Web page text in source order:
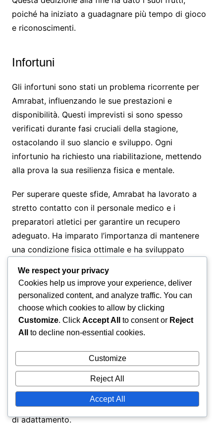
poiché ha iniziato a guadagnare più tempo di gioco
e riconoscimenti.
Infortuni
Gli infortuni sono stati un problema ricorrente per
Amrabat, influenzando le sue prestazioni e
disponibilità. Questi imprevisti si sono spesso
verificati durante fasi cruciali della stagione,
ostacolando il suo slancio e sviluppo. Ogni
infortunio ha richiesto una riabilitazione, mettendo
alla prova la sua resilienza fisica e mentale.
Per superare queste sfide, Amrabat ha lavorato a
stretto contatto con il personale medico e i
preparatori atletici per garantire un recupero
adeguato. Ha imparato l’importanza di mantenere
una condizione fisica ottimale e ha sviluppato
permettendogli di tornare più forte e determinato.
Adattamento a nuove leghe
Il passaggio a nuove leghe ha comportato una serie
di sfide per Amrabat. Il passaggio dalla lega
olandese alla Serie A, ad esempio, ha richiesto di
adattarsi a diversi stili di gioco e richieste tattiche.
La fisicità e il ritmo del calcio italiano sono stati
inizialmente uno shock, necessitando di un periodo
di adattamento.
We respect your privacy
Cookies help us improve your experience, deliver
personalized content, and analyze traffic. You can
choose which cookies to allow by clicking
Customize. Click Accept All to consent or Reject
All
to decline non-essential cookies.
Customize
Reject All
Accept All